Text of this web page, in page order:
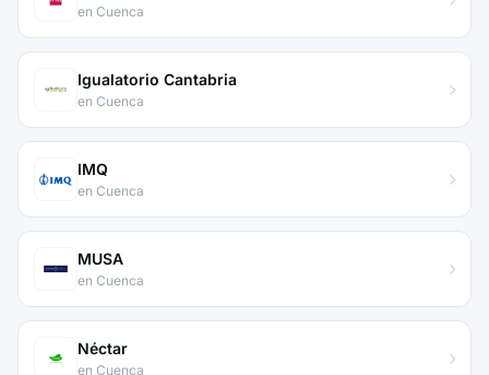
en Cuenca
Igualatorio Cantabria
en Cuenca
IMQ
en Cuenca
MUSA
en Cuenca
Néctar
en Cuenca